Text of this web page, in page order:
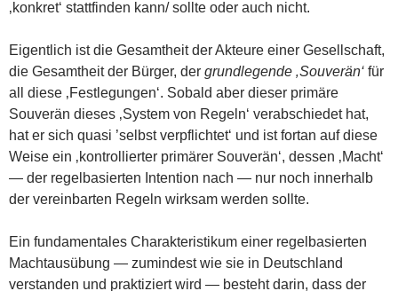
‚konkret‘ stattfinden kann/ sollte oder auch nicht.
Eigentlich ist die Gesamtheit der Akteure einer Gesellschaft,
die Gesamtheit der Bürger, der grundlegende ‚Souverän‘ für
all diese ‚Festlegungen‘. Sobald aber dieser primäre
Souverän dieses ‚System von Regeln‘ verabschiedet hat,
hat er sich quasi ’selbst verpflichtet‘ und ist fortan auf diese
Weise ein ‚kontrollierter primärer Souverän‘, dessen ‚Macht‘
— der regelbasierten Intention nach — nur noch innerhalb
der vereinbarten Regeln wirksam werden sollte.
Ein fundamentales Charakteristikum einer regelbasierten
Machtausübung — zumindest wie sie in Deutschland
verstanden und praktiziert wird — besteht darin, dass der